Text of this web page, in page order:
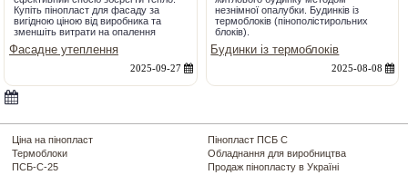
Купіть пінопласт для фасаду за
вигідною ціною від виробника та
зменшіть витрати на опалення
Фасадне утеплення
2025-09-27
незнімної опалубки. Будинків із
термоблоків (пінополістирольних
блоків).
Будинки із термоблоків
2025-08-08
Ціна на пінопласт
Термоблоки
ПСБ-С-25
Пінопласт ПСБ С
Обладнання для виробництва
Продаж пінопласту в Україні